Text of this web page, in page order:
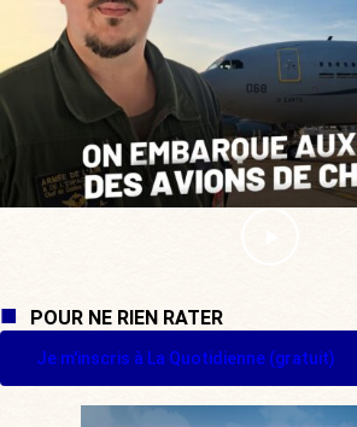
POUR NE RIEN RATER
Je m'inscris à La Quotidienne (gratuit)